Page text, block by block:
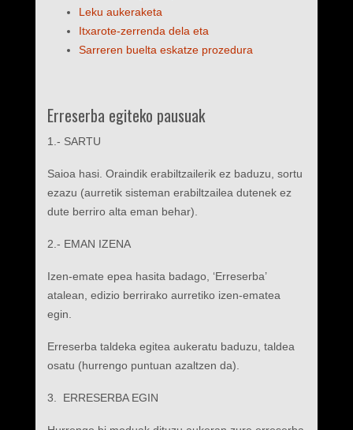
Leku aukeraketa
Itxarote-zerrenda dela eta
Sarreren buelta eskatze prozedura
Erreserba egiteko pausuak
1.- SARTU
Saioa hasi. Oraindik erabiltzailerik ez baduzu, sortu
ezazu (aurretik sisteman erabiltzailea dutenek ez
dute berriro alta eman behar).
2.- EMAN IZENA
Izen-emate epea hasita badago, ‘Erreserba’
atalean, edizio berrirako aurretiko izen-ematea
egin.
Erreserba taldeka egitea aukeratu baduzu, taldea
osatu (hurrengo puntuan azaltzen da).
3. ERRESERBA EGIN